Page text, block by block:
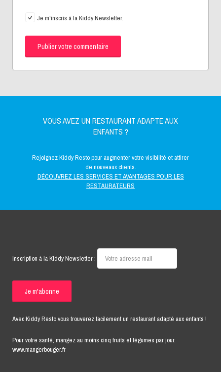
Je m'inscris à la Kiddy Newsletter.
VOUS AVEZ UN RESTAURANT ADAPTÉ AUX
ENFANTS ?
Rejoignez Kiddy Resto pour augmenter votre visibilité et attirer
de nouveaux clients.
DÉCOUVREZ LES SERVICES ET AVANTAGES POUR LES
RESTAURATEURS
Inscription à la Kiddy Newsletter :
Avec Kiddy Resto vous trouverez facilement un restaurant adapté aux enfants !
Pour votre santé, mangez au moins cinq fruits et légumes par jour.
www.mangerbouger.fr